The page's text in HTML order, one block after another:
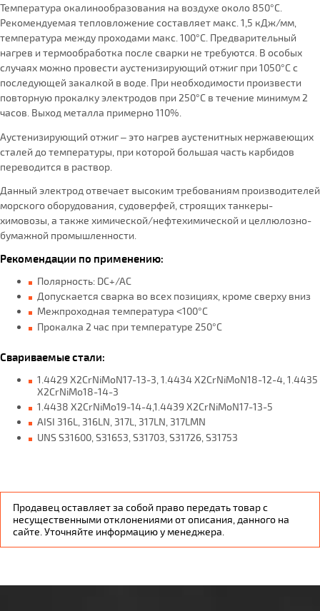
Температура окалинообразования на воздухе около 850°C.
Рекомендуемая тепловложение составляет макс. 1,5 кДж/мм,
температура между проходами макс. 100°C. Предварительный
нагрев и термообработка после сварки не требуются. В особых
случаях можно провести аустенизирующий отжиг при 1050°С с
последующей закалкой в воде. При необходимости произвести
повторную прокалку электродов при 250°С в течение минимум 2
часов. Выход металла примерно 110%.
Аустенизирующий отжиг – это нагрев аустенитных нержавеющих
сталей до температуры, при которой большая часть карбидов
переводится в раствор.
Данный электрод отвечает высоким требованиям производителей
морского оборудования, судоверфей, строящих танкеры-
химовозы, а также химической/нефтехимической и целлюлозно-
бумажной промышленности.
Рекомендации по применению:
Полярность: DC+/AC
Допускается сварка во всех позициях, кроме сверху вниз
Межпроходная температура ˂100°С
Прокалка 2 час при температуре 250°С
Свариваемые стали:
1.4429 X2CrNiMoN17-13-3, 1.4434 X2CrNiMoN18-12-4, 1.4435
X2CrNiMo18-14-3
1.4438 X2CrNiMo19-14-4,1.4439 X2CrNiMoN17-13-5
AISI 316L, 316LN, 317L, 317LN, 317LMN
UNS S31600, S31653, S31703, S31726, S31753
Продавец оставляет за собой право передать товар с
несущественными отклонениями от описания, данного на
сайте. Уточняйте информацию у менеджера.